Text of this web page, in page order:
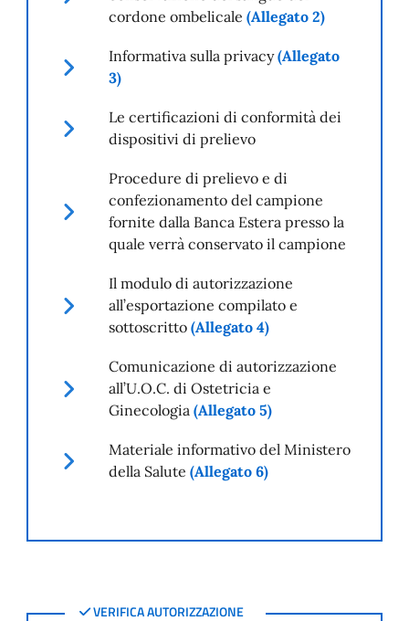
cordone ombelicale (Allegato 2)
Informativa sulla privacy(Allegato
3)
Le certificazioni di conformità dei
dispositivi di prelievo
Procedure di prelievo e di
confezionamento del campione
fornite dalla Banca Estera presso la
quale verrà conservato il campione
Il modulo di autorizzazione
all’esportazione compilato e
sottoscritto (Allegato 4)
Comunicazione di autorizzazione
all’U.O.C. di Ostetricia e
Ginecologia (Allegato 5)
Materiale informativo del Ministero
della Salute (Allegato 6)
VERIFICA AUTORIZZAZIONE
VERIFICA AUTORIZZAZIONE